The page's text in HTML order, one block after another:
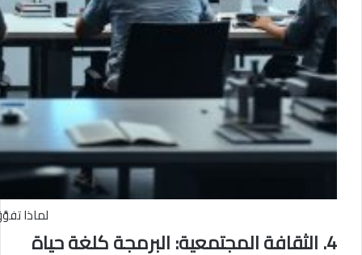
لماذا
4. الثقافة المجتمعية: البرمجة كلغة حياة